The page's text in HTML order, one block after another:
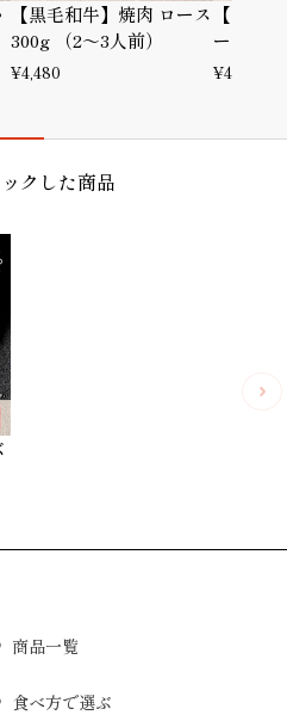
【黒毛和牛】焼肉 ロース
300g （2～3人前）
¥4,480
【黒毛
ース
¥4,980
クした商品
商品一覧
食べ方で選ぶ